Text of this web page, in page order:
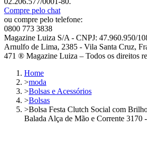
Compre pelo chat
ou compre pelo telefone:
0800 773 3838
Magazine Luiza S/A - CNPJ: 47.960.950/
Arnulfo de Lima, 2385 - Vila Santa Cruz,
471 ® Magazine Luiza – Todos os direitos
Home
>moda
>Bolsas e Acessórios
>Bolsas
>Bolsa Festa Clutch Social com
Balada Alça de Mão e Corrente 3170